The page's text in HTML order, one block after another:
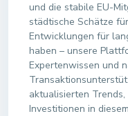
und die stabile EU-
städtische Schätze
Entwicklungen für
haben – unsere
Expertenwissen und
aktualisierten
Investitionen in